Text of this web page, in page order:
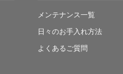
メンテナンス一覧
日々のお手入れ方法
よくあるご質問